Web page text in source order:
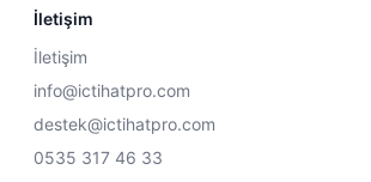
İletişim
İletişim
info@ictihatpro.com
destek@ictihatpro.com
0535 317 46 33